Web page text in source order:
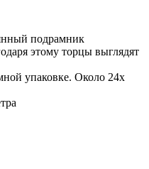
подрамник
этому торцы выглядят
упаковке. Около 24х